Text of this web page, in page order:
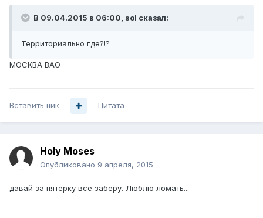
В 09.04.2015 в 06:00, sol сказал:
Территориально где?!?
МОСКВА ВАО
Вставить ник Цитата
Holy Moses
Опубликовано 9 апреля, 2015
давай за пятерку все заберу. Люблю ломать...